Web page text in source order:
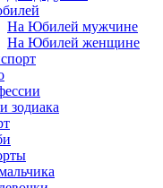
На Юбилей мужчине
На Юбилей женщине
зодиака